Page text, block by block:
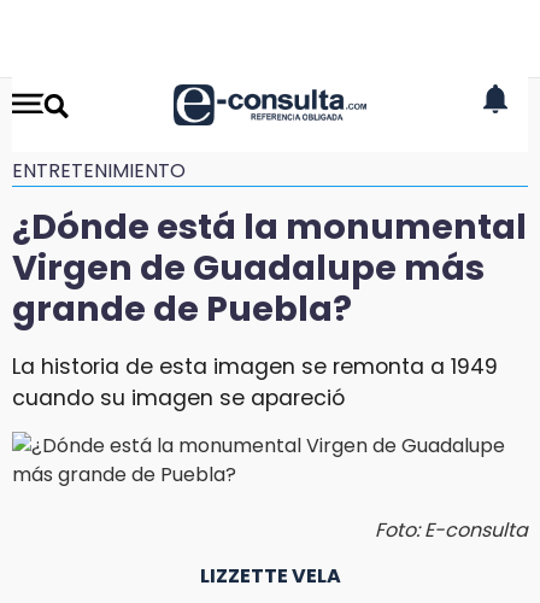
ENTRETENIMIENTO
¿Dónde está la monumental
Virgen de Guadalupe más
grande de Puebla?
La historia de esta imagen se remonta a 1949
cuando su imagen se apareció
Foto: E-consulta
LIZZETTE VELA